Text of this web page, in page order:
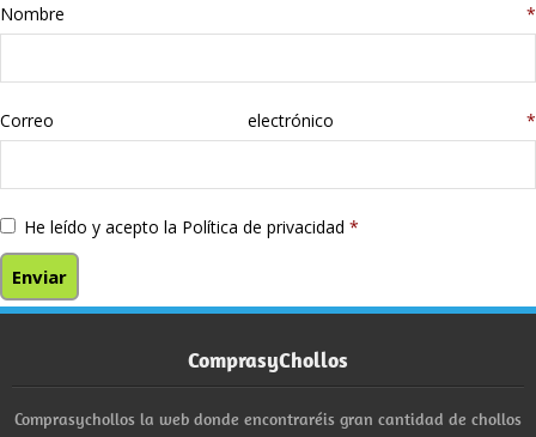
libros
Nombre *
Correo electrónico *
He leído y acepto la Política de privacidad *
ComprasyChollos
Comprasychollos la web donde encontraréis gran cantidad de chollos